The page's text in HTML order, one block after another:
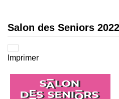
Salon des Seniors 2022
Imprimer